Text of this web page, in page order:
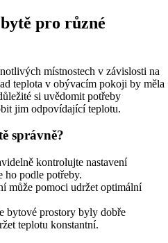
pro různé
místnostech v závislosti na
teplota v obývacím pokoji by měla
si uvědomit potřeby
jim odpovídající teplotu.
správně?
kontrolujte nastavení
ho podle potřeby.
může pomoci udržet optimální
bytové prostory byly dobře
teplotu konstantní.